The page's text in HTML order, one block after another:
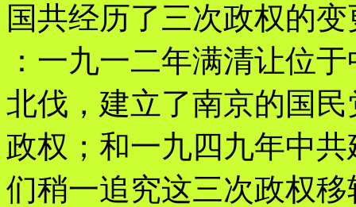
国共经历了三次政权的变
：一九一二年满清让位
北伐，建立了南京的国民
政权；和一九四九年中
们稍一追究这三次政权移